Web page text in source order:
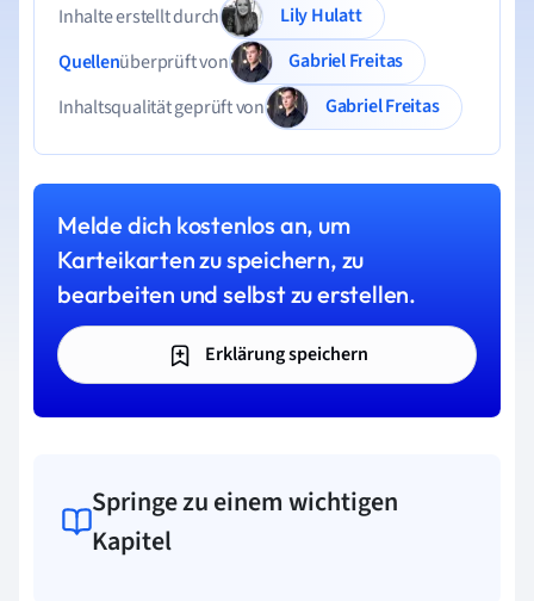
Inhalte erstellt durch
Lily Hulatt
Quellenüberprüft von
Gabriel Freitas
Inhaltsqualität geprüft von
Gabriel Freitas
Melde dich kostenlos an, um
Karteikarten zu speichern, zu
bearbeiten und selbst zu erstellen.
Erklärung speichern
Springe zu einem wichtigen
Kapitel